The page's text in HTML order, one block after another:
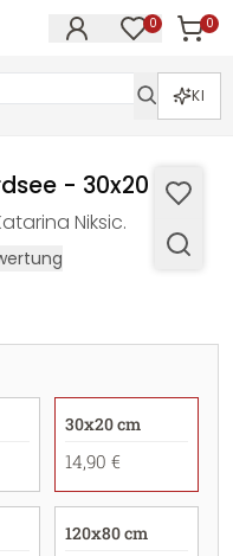
0 0
KI
- 30x20 cm
Niksic.
30x20 cm
14,90 €
120x80 cm